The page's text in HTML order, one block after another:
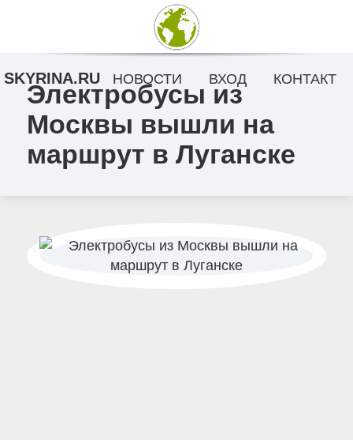
Электробусы из
Москвы вышли на
маршрут в Луганске
SKYRINA.RU НОВОСТИ ВХОД КОНТАКТ